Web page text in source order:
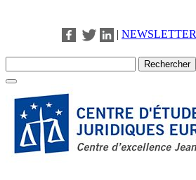
| NEWSLETTER